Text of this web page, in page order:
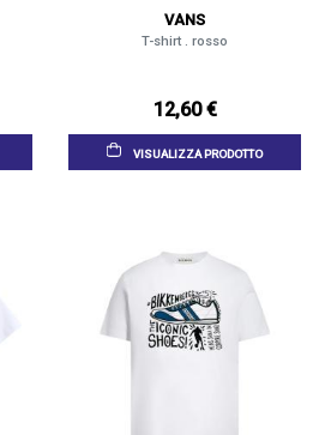
VANS
T-shirt . rosso
12,60 €
VISUALIZZA PRODOTTO